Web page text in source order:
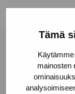
Tämä
mainosten
Pro
Gustav Wasas